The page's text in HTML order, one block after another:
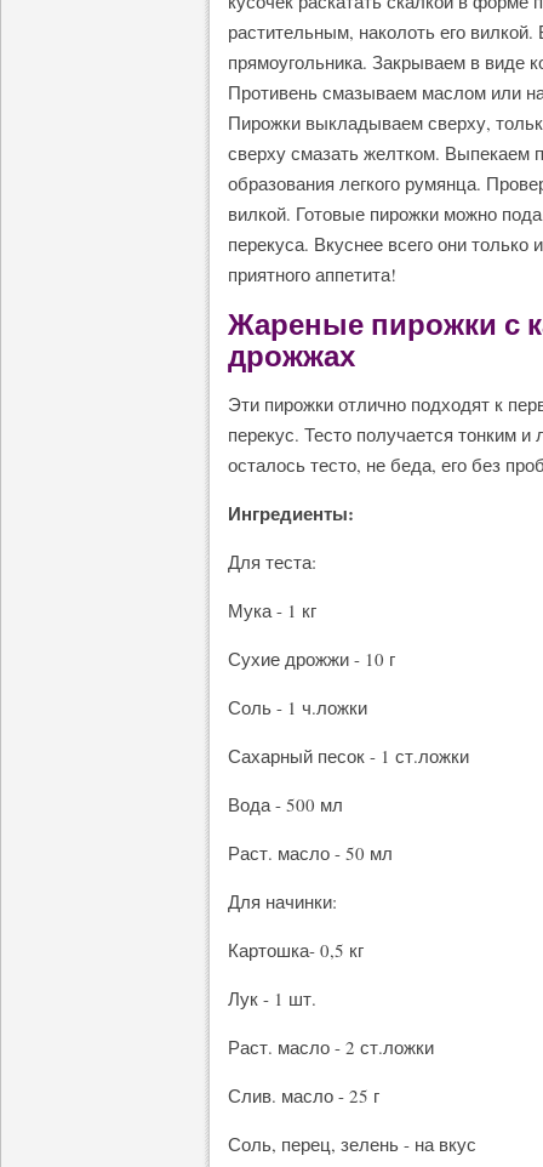
растительным, наколоть его
прямоугольника. Закрываем в виде
Противень смазываем маслом или
Пирожки выкладываем сверху,
сверху смазать желтком. Выпекаем
образования легкого румянца.
вилкой. Готовые пирожки можно
перекуса. Вкуснее всего они
приятного аппетита!
Жареные пирожки с
дрожжах
Эти пирожки отлично подходят к
перекус. Тесто получается тонким
осталось тесто, не беда, его без
Ингредиенты:
Для теста:
Мука - 1 кг
Сухие дрожжи - 10 г
Соль - 1 ч.ложки
Сахарный песок - 1 ст.ложки
Вода - 500 мл
Раст. масло - 50 мл
Для начинки:
Картошка- 0,5 кг
Лук - 1 шт.
Раст. масло - 2 ст.ложки
Слив. масло - 25 г
Соль, перец, зелень - на вкус